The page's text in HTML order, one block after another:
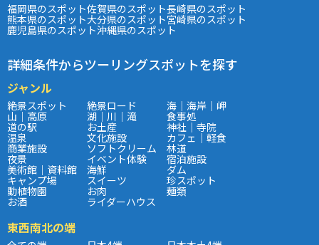
福岡県のスポット佐賀県のスポット長崎県のスポット
熊本県のスポット大分県のスポット宮崎県のスポット
鹿児島県のスポット沖縄県のスポット
詳細条件からツーリングスポットを探す
ジャンル
絶景スポット 絶景ロード 海｜海岸｜岬
山｜高原 湖｜川｜滝 食事処
道の駅 お土産 神社｜寺院
温泉 文化施設 カフェ｜軽食
商業施設 ソフトクリーム 林道
夜景 イベント体験 宿泊施設
美術館｜資料館 海鮮 ダム
キャンプ場 スイーツ 珍スポット
動植物園 お肉 麺類
お酒 ライダーハウス
東西南北の端